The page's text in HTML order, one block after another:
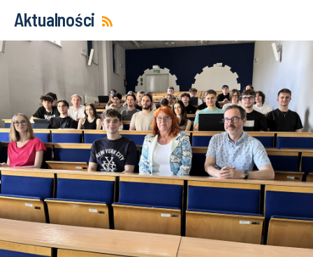
Aktualności